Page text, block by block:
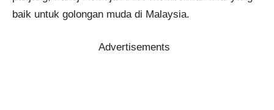
baik untuk golongan muda di Malaysia.
Advertisements